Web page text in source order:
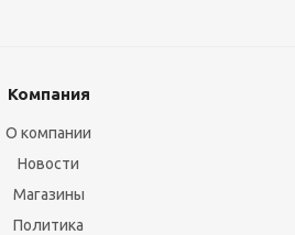
Компания
О компании
Новости
Магазины
Политика